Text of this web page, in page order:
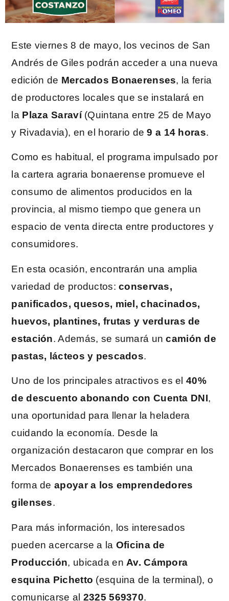
Este viernes 8 de mayo, los vecinos de San
Andrés de Giles podrán acceder a una nueva
edición de Mercados Bonaerenses, la feria
de productores locales que se instalará en
la Plaza Saraví(Quintana entre 25 de Mayo
y Rivadavia), en el horario de9 a 14 horas.
Como es habitual, el programa impulsado por
la cartera agraria bonaerense promueve el
consumo de alimentos producidos en la
provincia, al mismo tiempo que genera un
espacio de venta directa entre productores y
consumidores.
En esta ocasión, encontrarán una amplia
variedad de productos:conservas,
panificados, quesos, miel, chacinados,
huevos, plantines, frutas y verduras de
estación. Además, se sumará uncamión de
pastas, lácteos y pescados.
Uno de los principales atractivos es el 40%
de descuento abonando con Cuenta DNI,
una oportunidad para llenar la heladera
cuidando la economía. Desde la
organización destacaron que comprar en los
Mercados Bonaerenses es también una
forma deapoyar a los emprendedores
gilenses.
Para más información, los interesados
pueden acercarse a la Oficina de
Producción, ubicada en Av. Cámpora
esquina Pichetto (esquina de la terminal), o
comunicarse al 2325 569370.